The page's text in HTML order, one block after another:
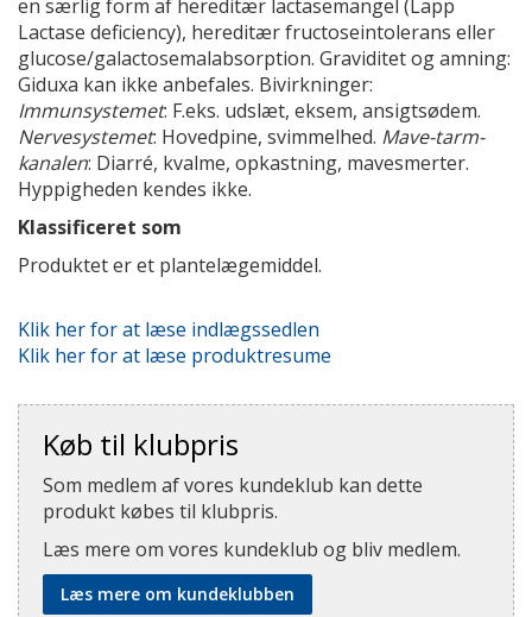
en særlig form af hereditær lactasemangel (Lapp
Lactase deficiency), hereditær fructoseintolerans eller
glucose/galactosemalabsorption. Graviditet og amning:
Giduxa kan ikke anbefales. Bivirkninger:
Immunsystemet: F.eks. udslæt, eksem, ansigtsødem.
Nervesystemet: Hovedpine, svimmelhed. Mave-tarm-
kanalen: Diarré, kvalme, opkastning, mavesmerter.
Hyppigheden kendes ikke.
Klassificeret som
Produktet er et plantelægemiddel.
Klik her for at læse indlægssedlen
Klik her for at læse produktresume
Køb til klubpris
Som medlem af vores kundeklub kan dette
produkt købes til klubpris.
Læs mere om vores kundeklub og bliv medlem.
Læs mere om kundeklubben